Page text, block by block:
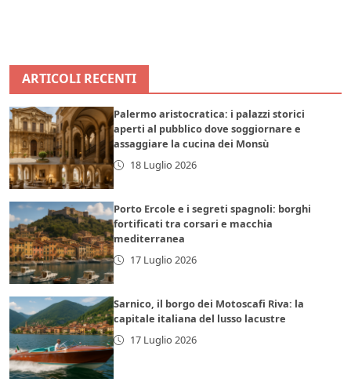
ARTICOLI RECENTI
Palermo aristocratica: i palazzi storici
aperti al pubblico dove soggiornare e
assaggiare la cucina dei Monsù
18 Luglio 2026
Porto Ercole e i segreti spagnoli: borghi
fortificati tra corsari e macchia
mediterranea
17 Luglio 2026
Sarnico, il borgo dei Motoscafi Riva: la
capitale italiana del lusso lacustre
17 Luglio 2026